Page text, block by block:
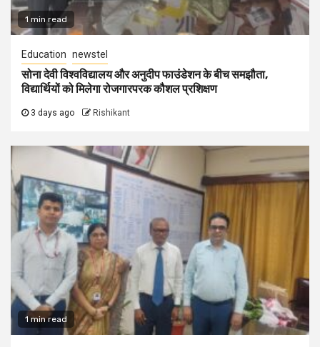
1 min read
Education newstel
सोना देवी विश्वविद्यालय और अनुदीप फाउंडेशन के बीच समझौता,
विद्यार्थियों को मिलेगा रोजगारपरक कौशल प्रशिक्षण
3 days ago Rishikant
1 min read